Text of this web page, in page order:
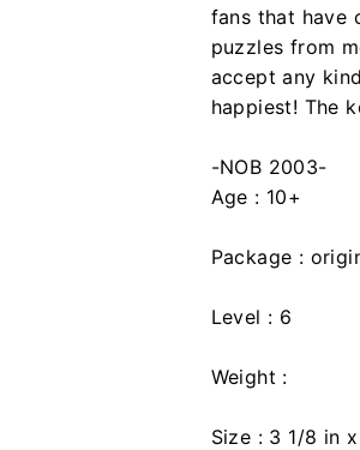
fans that have
puzzles from
accept any
happiest! The
-NOB 2003-
Age : 10+
Package :
Level : 6
Weight :
Size : 3 1/8 in